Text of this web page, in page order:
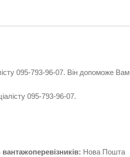
095-793-96-07. Він допоможе Вам
095-793-96-07.
Нова Пошта